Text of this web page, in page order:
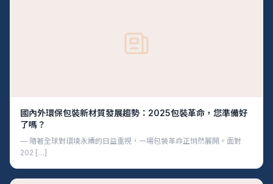
國內外環保包裝新材質發展趨勢：2025包裝革命，您準備好
了嗎？
— 隨著全球對環境永續的日益重視，一場包裝革命正悄然展開。面對
202 […]